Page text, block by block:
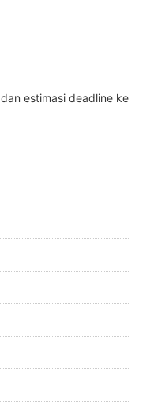
estimasi deadline ke